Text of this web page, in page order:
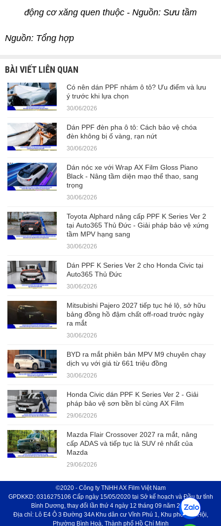
động cơ xăng quen thuộc - Nguồn: Sưu tầm
Nguồn: Tổng hợp
BÀI VIẾT LIÊN QUAN
Có nên dán PPF nhám ô tô? Ưu điểm và lưu
ý trước khi lựa chọn
30/06/2026
Dán PPF đèn pha ô tô: Cách bảo vệ chóa
đèn không bị ố vàng, rạn nứt
30/06/2026
Dán nóc xe với Wrap AX Film Gloss Piano
Black - Nâng tầm diện mạo thể thao, sang
trọng
30/06/2026
Toyota Alphard nâng cấp PPF K Series Ver 2
tại Auto365 Thủ Đức - Giải pháp bảo vệ xứng
tầm MPV hạng sang
30/06/2026
Dán PPF K Series Ver 2 cho Honda Civic tại
Auto365 Thủ Đức
30/06/2026
Mitsubishi Pajero 2027 tiếp tục hé lộ, sở hữu
bảng đồng hồ đậm chất off-road trước ngày
ra mắt
30/06/2026
BYD ra mắt phiên bản MPV M9 chuyên chạy
dịch vụ với giá từ 661 triệu đồng
30/06/2026
Honda Civic dán PPF K Series Ver 2 - Giải
pháp bảo vệ sơn bền bỉ cùng AX Film
29/06/2026
Mazda Flair Crossover 2027 ra mắt, nâng
cấp ADAS và tiếp tục là SUV rẻ nhất của
Mazda
29/06/2026
©2020 - Công ty TNHH AX Film Việt Nam
GPDKKD: 0316275106 Cấp ngày 15/05/2020 tại Sở kế hoạch và Đầu tư tỉnh
Bình Dương, thay đổi lần thứ 4 ngày 12 tháng 09 năm 2024
Địa chỉ: Lô E4 Ô 3 Đường 34A Khu dân cư Vĩnh Phú 1, Khu phố Phú Hội,
Phường Bình Hoà, Thành phố Hồ Chí Minh